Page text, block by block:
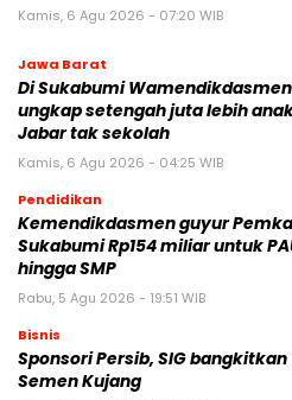
Kamis, 6 Agu 2026 - 07:20 WIB
Jawa Barat
Di Sukabumi Wamendikdasmen
ungkap setengah juta lebih
Jabar tak sekolah
Kamis, 6 Agu 2026 - 04:25 WIB
Pendidikan
Kemendikdasmen guyur
Sukabumi Rp154 miliar untuk
hingga SMP
Rabu, 5 Agu 2026 - 19:51 WIB
Bisnis
Sponsori Persib, SIG bangkitkan
Semen Kujang